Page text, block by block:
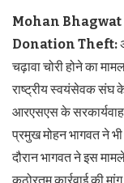
Mohan
Donation Theft:
चढ़ावा चोरी होने का
राष्ट्रीय स्वयंसेवक संघ
आरएसएस के
प्रमुख मोहन भागवत ने
दौरान भागवत ने इस